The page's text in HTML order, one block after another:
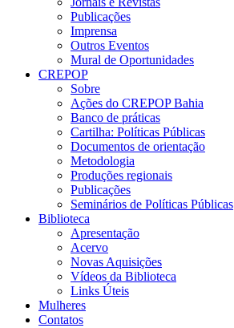
Publicações
Imprensa
Outros Eventos
Mural de Oportunidades
CREPOP
Sobre
Ações do CREPOP Bahia
Banco de práticas
Cartilha: Políticas Públicas
Documentos de orientação
Metodologia
Produções regionais
Publicações
Seminários de Políticas Públicas
Biblioteca
Apresentação
Acervo
Novas Aquisições
Vídeos da Biblioteca
Links Úteis
Mulheres
Contatos